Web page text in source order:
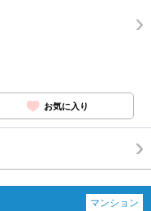
お気に入り
マンション